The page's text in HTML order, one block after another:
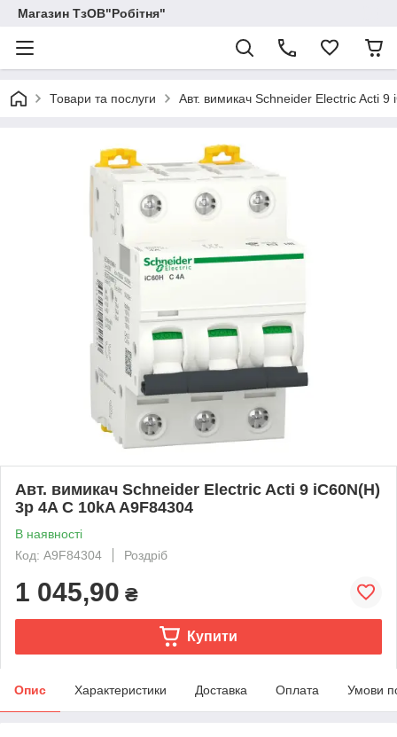
Магазин ТзОВ"Робітня"
Товари та послуги Авт. вимикач Schneider Electric Acti
Авт. вимикач Schneider Electric Acti 9 iC60N(H)
3p 4A C 10kA A9F84304
В наявності
Код: A9F84304
Роздріб
1 045,90 ₴
Купити
Опис Характеристики Доставка Оплата Умови